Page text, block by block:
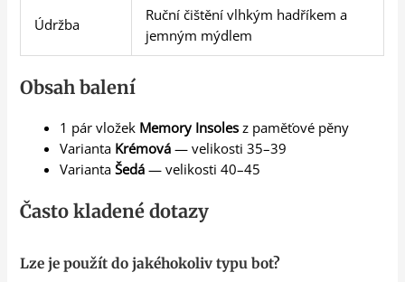
Údržba
Ruční čištění vlhkým hadříkem a
jemným mýdlem
Obsah balení
1 pár vložek Memory Insoles z paměťové pěny
Varianta Krémová — velikosti 35–39
VariantaŠedá — velikosti 40–45
Často kladené dotazy
Lze je použít do jakéhokoliv typu bot?